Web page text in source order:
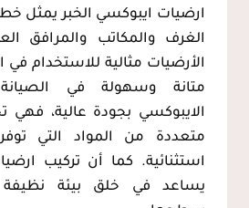
ارضيات ايبوكسي الخبر يمثل
الغرف والمكاتب والمرافق
الأرضيات مثالية للاستخدام في
متانة وسهولة في
الايبوكسي بجودة عالية،
متعددة من المواد التي
استثنائية. كما أن تركيب
يساعد في خلق بيئة